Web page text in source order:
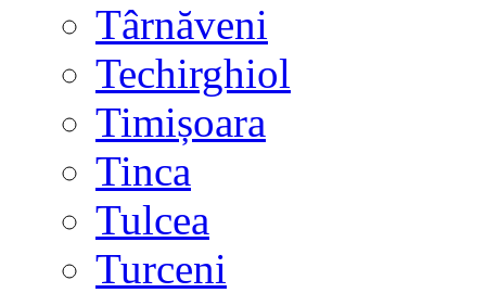
Târnăveni
Techirghiol
Timișoara
Tinca
Tulcea
Turceni